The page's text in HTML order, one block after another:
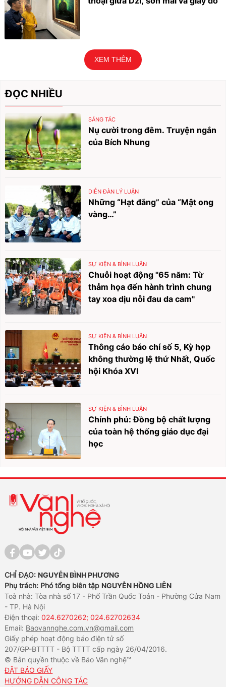
XEM THÊM
ĐỌC NHIỀU
SÁNG TÁC
Nụ cười trong đêm. Truyện ngắn
của Bích Nhung
DIỄN ĐÀN LÝ LUẬN
Những “Hạt đắng” của “Mật ong
vàng…”
SỰ KIỆN & BÌNH LUẬN
Chuỗi hoạt động "65 năm: Từ
thảm họa đến hành trình chung
tay xoa dịu nỗi đau da cam"
SỰ KIỆN & BÌNH LUẬN
Thông cáo báo chí số 5, Kỳ họp
không thường lệ thứ Nhất, Quốc
hội Khóa XVI
SỰ KIỆN & BÌNH LUẬN
Chính phủ: Đồng bộ chất lượng
của toàn hệ thống giáo dục đại
học
CHỈ ĐẠO: NGUYỄN BÌNH PHƯƠNG
Phụ trách: Phó tổng biên tập NGUYỄN HỒNG LIÊN
Toà nhà: Tòa nhà số 17 - Phố Trần Quốc Toản - Phường Cửa Nam
- TP. Hà Nội
Điện thoại:024.6270262; 024.62702634
Email: Baovannghe.com.vn@gmail.com
Giấy phép hoạt động báo điện tử số
207/GP-BTTTT - Bộ TTTT cấp ngày 26/04/2016.
© Bản quyền thuộc về Báo Văn nghệ™
ĐẶT BÁO GIẤY
HƯỚNG DẪN CÔNG TÁC